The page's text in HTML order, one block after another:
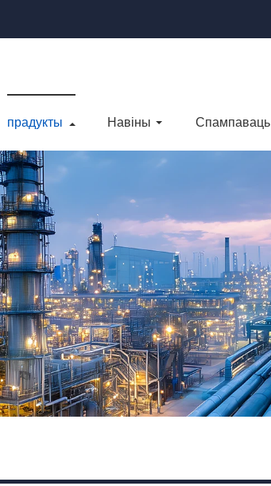
прадукты Навіны Спампаваць